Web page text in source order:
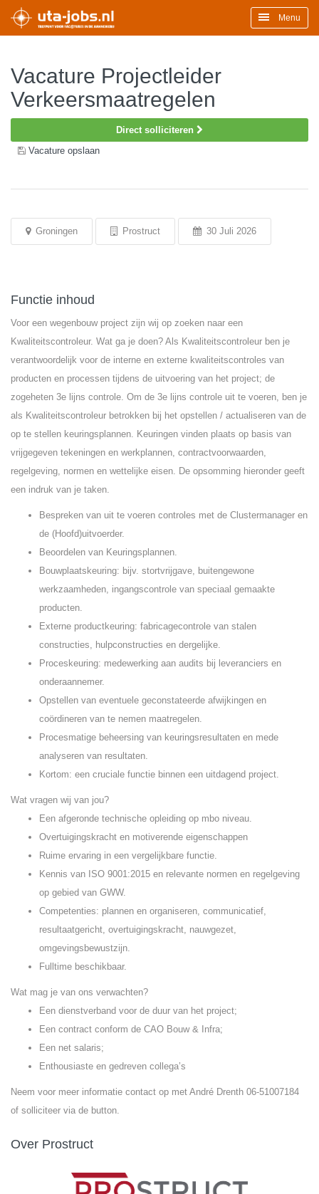
Menu
Vacature Projectleider
Verkeersmaatregelen
Direct solliciteren
Vacature opslaan
Groningen Prostruct 30 Juli 2026
Functie inhoud
Voor een wegenbouw project zijn wij op zoeken naar een
Kwaliteitscontroleur. Wat ga je doen? Als Kwaliteitscontroleur ben je
verantwoordelijk voor de interne en externe kwaliteitscontroles van
producten en processen tijdens de uitvoering van het project; de
zogeheten 3e lijns controle. Om de 3e lijns controle uit te voeren, ben je
als Kwaliteitscontroleur betrokken bij het opstellen / actualiseren van de
op te stellen keuringsplannen. Keuringen vinden plaats op basis van
vrijgegeven tekeningen en werkplannen, contractvoorwaarden,
regelgeving, normen en wettelijke eisen. De opsomming hieronder geeft
een indruk van je taken.
Bespreken van uit te voeren controles met de Clustermanager en
de (Hoofd)uitvoerder.
Beoordelen van Keuringsplannen.
Bouwplaatskeuring: bijv. stortvrijgave, buitengewone
werkzaamheden, ingangscontrole van speciaal gemaakte
producten.
Externe productkeuring: fabricagecontrole van stalen
constructies, hulpconstructies en dergelijke.
Proceskeuring: medewerking aan audits bij leveranciers en
onderaannemer.
Opstellen van eventuele geconstateerde afwijkingen en
coördineren van te nemen maatregelen.
Procesmatige beheersing van keuringsresultaten en mede
analyseren van resultaten.
Kortom: een cruciale functie binnen een uitdagend project.
Wat vragen wij van jou?
Een afgeronde technische opleiding op mbo niveau.
Overtuigingskracht en motiverende eigenschappen
Ruime ervaring in een vergelijkbare functie.
Kennis van ISO 9001:2015 en relevante normen en regelgeving
op gebied van GWW.
Competenties: plannen en organiseren, communicatief,
resultaatgericht, overtuigingskracht, nauwgezet,
omgevingsbewustzijn.
Fulltime beschikbaar.
Wat mag je van ons verwachten?
Een dienstverband voor de duur van het project;
Een contract conform de CAO Bouw & Infra;
Een net salaris;
Enthousiaste en gedreven collega’s
Neem voor meer informatie contact op met André Drenth 06-51007184
of solliciteer via de button.
Over Prostruct